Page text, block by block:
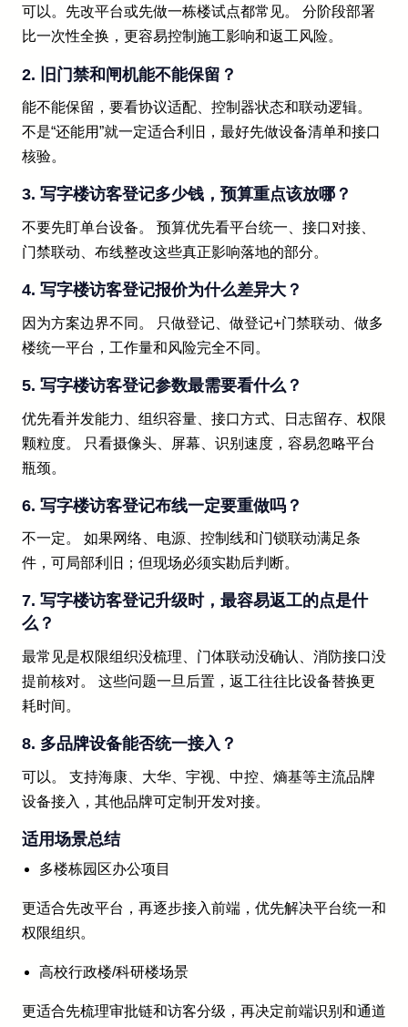
可以。先改平台或先做一栋楼试点都常见。 分阶段部署
比一次性全换，更容易控制施工影响和返工风险。
2. 旧门禁和闸机能不能保留？
能不能保留，要看协议适配、控制器状态和联动逻辑。
不是“还能用”就一定适合利旧，最好先做设备清单和接口
核验。
3. 写字楼访客登记多少钱，预算重点该放哪？
不要先盯单台设备。 预算优先看平台统一、接口对接、
门禁联动、布线整改这些真正影响落地的部分。
4. 写字楼访客登记报价为什么差异大？
因为方案边界不同。 只做登记、做登记+门禁联动、做多
楼统一平台，工作量和风险完全不同。
5. 写字楼访客登记参数最需要看什么？
优先看并发能力、组织容量、接口方式、日志留存、权限
颗粒度。 只看摄像头、屏幕、识别速度，容易忽略平台
瓶颈。
6. 写字楼访客登记布线一定要重做吗？
不一定。 如果网络、电源、控制线和门锁联动满足条
件，可局部利旧；但现场必须实勘后判断。
7. 写字楼访客登记升级时，最容易返工的点是什
么？
最常见是权限组织没梳理、门体联动没确认、消防接口没
提前核对。 这些问题一旦后置，返工往往比设备替换更
耗时间。
8. 多品牌设备能否统一接入？
可以。 支持海康、大华、宇视、中控、熵基等主流品牌
设备接入，其他品牌可定制开发对接。
适用场景总结
多楼栋园区办公项目
更适合先改平台，再逐步接入前端，优先解决平台统一和
权限组织。
高校行政楼/科研楼场景
更适合先梳理审批链和访客分级，再决定前端识别和通道